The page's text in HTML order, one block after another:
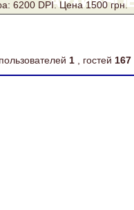
6200 DPI. Цена 1500 грн.
1 , гостей 167